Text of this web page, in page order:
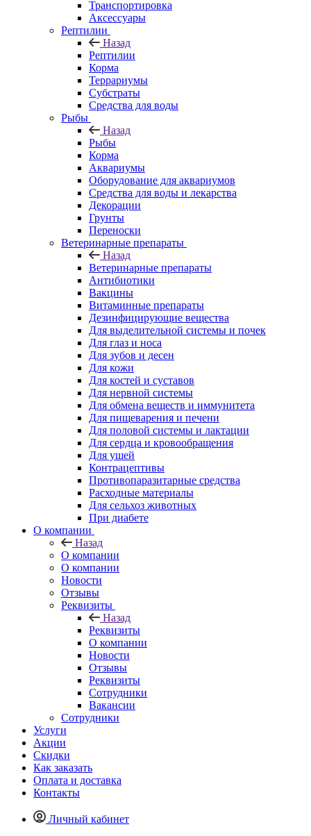
Транспортировка
Аксессуары
Рептилии
Назад
Рептилии
Корма
Террариумы
Субстраты
Средства для воды
Рыбы
Назад
Рыбы
Корма
Аквариумы
Оборудование для аквариумов
Средства для воды и лекарства
Декорации
Грунты
Переноски
Ветеринарные препараты
Назад
Ветеринарные препараты
Антибиотики
Вакцины
Витаминные препараты
Дезинфицирующие вещества
Для выделительной системы и почек
Для глаз и носа
Для зубов и десен
Для кожи
Для костей и суставов
Для нервной системы
Для обмена веществ и иммунитета
Для пищеварения и печени
Для половой системы и лактации
Для сердца и кровообращения
Для ушей
Контрацептивы
Противопаразитарные средства
Расходные материалы
Для сельхоз животных
При диабете
О компании
Назад
О компании
О компании
Новости
Отзывы
Реквизиты
Назад
Реквизиты
О компании
Новости
Отзывы
Реквизиты
Сотрудники
Вакансии
Сотрудники
Услуги
Акции
Скидки
Как заказать
Оплата и доставка
Контакты
Личный кабинет